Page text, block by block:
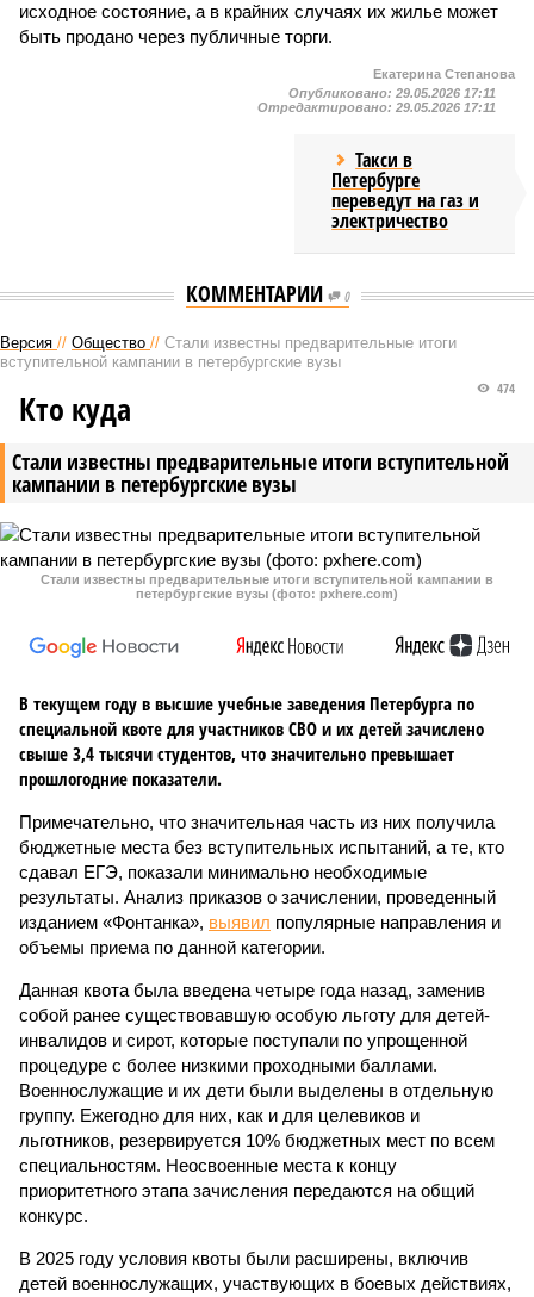
исходное состояние, а в крайних случаях их жилье может
быть продано через публичные торги.
Екатерина Степанова
Опубликовано: 29.05.2026 17:11
Отредактировано: 29.05.2026 17:11
Такси в
Петербурге
переведут на газ и
электричество
КОММЕНТАРИИ 0
Версия // Общество // Стали известны предварительные итоги
вступительной кампании в петербургские вузы
Стали известны предварительные итоги вступительной
кампании в петербургские вузы
474
Кто куда
Стали известны предварительные итоги вступительной кампании в
петербургские вузы (фото: pxhere.com)
В текущем году в высшие учебные заведения Петербурга по
специальной квоте для участников СВО и их детей зачислено
свыше 3,4 тысячи студентов, что значительно превышает
прошлогодние показатели.
Примечательно, что значительная часть из них получила
бюджетные места без вступительных испытаний, а те, кто
сдавал ЕГЭ, показали минимально необходимые
результаты. Анализ приказов о зачислении, проведенный
изданием «Фонтанка», выявил популярные направления и
объемы приема по данной категории.
Данная квота была введена четыре года назад, заменив
собой ранее существовавшую особую льготу для детей-
инвалидов и сирот, которые поступали по упрощенной
процедуре с более низкими проходными баллами.
Военнослужащие и их дети были выделены в отдельную
группу. Ежегодно для них, как и для целевиков и
льготников, резервируется 10% бюджетных мест по всем
специальностям. Неосвоенные места к концу
приоритетного этапа зачисления передаются на общий
конкурс.
В 2025 году условия квоты были расширены, включив
детей военнослужащих, участвующих в боевых действиях,